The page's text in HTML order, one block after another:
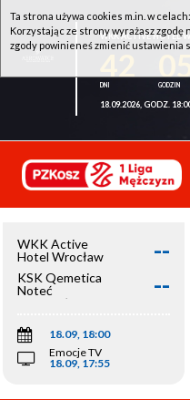
WKK ACTIVE HOTEL
18.09.2026, GODZ.
WKK Active
Hotel Wrocław
--
KSK Qemetica
Noteć
Inowrocław
--
18.09, 18:00
Emocje TV
18.09, 17:55
Ta strona używa cookies m.in. w
Korzystając ze strony wyrażasz zgodę
zgody powinieneś zmienić ustawienia